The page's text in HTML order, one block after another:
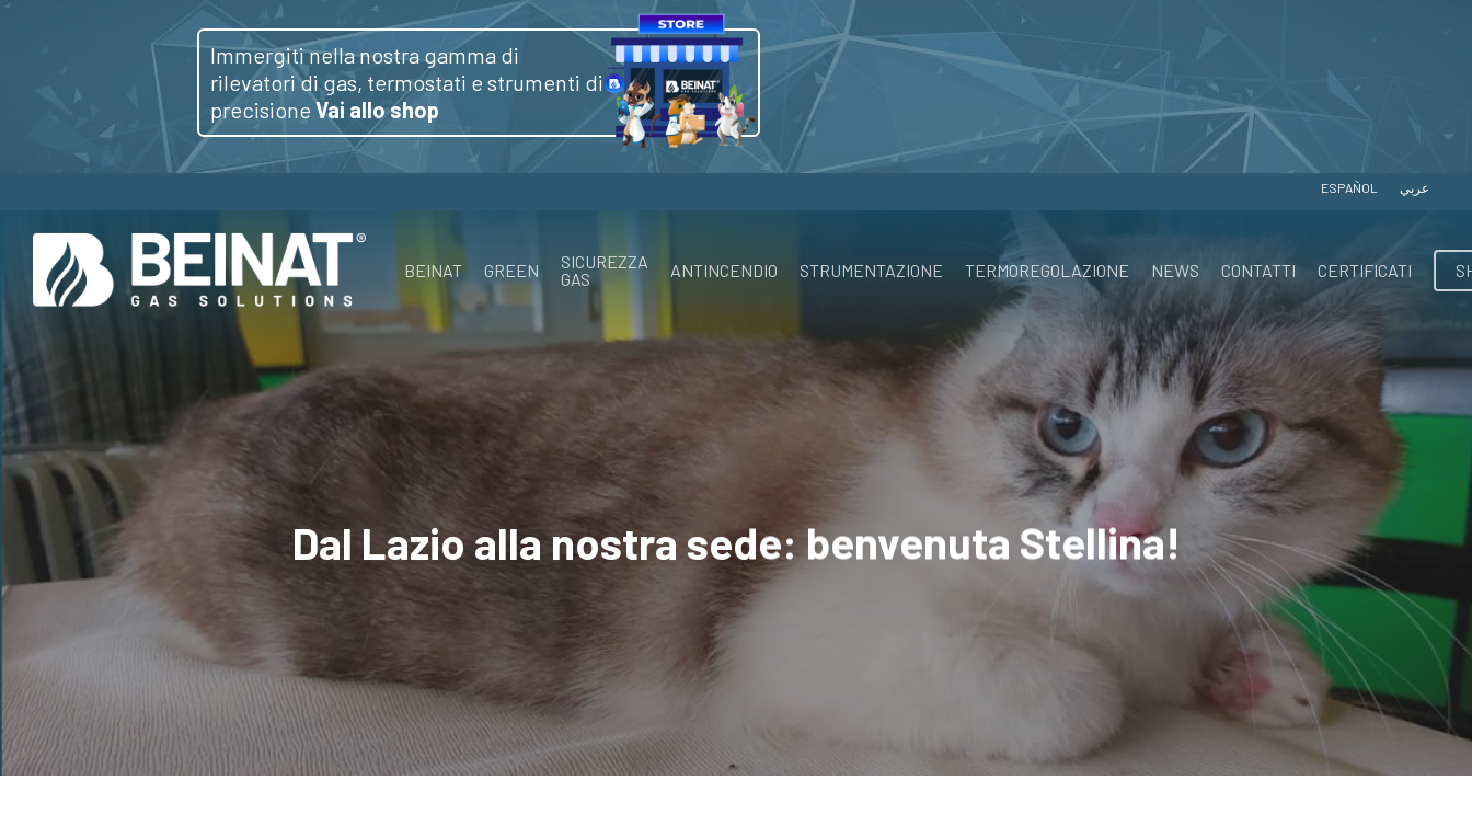
Immergiti nella nostra gamma di
rilevatori di gas, termostati e strumenti di
precisione Vai allo shop
ESPAÑOL عربي
BEINAT GREEN
SICUREZZA
GAS
ANTINCENDIO STRUMENTAZIONE TERMOREGOLAZIONE NEWS CONTATTI CERTIFICATI
Dal Lazio alla nostra sede: benvenuta Stellina!